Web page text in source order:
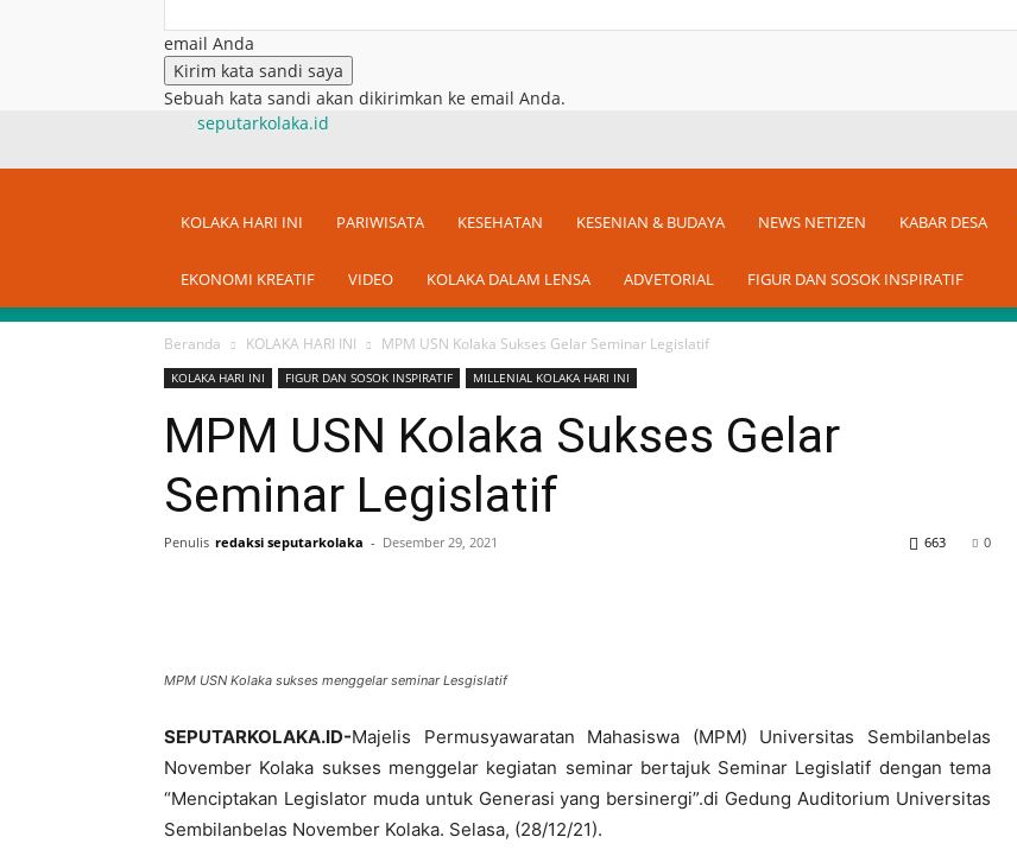
email Anda
Sebuah kata sandi akan dikirimkan ke email Anda.
seputarkolaka.id
KOLAKA HARI INI PARIWISATA KESEHATAN KESENIAN & BUDAYA NEWS NETIZEN KABAR DESA
EKONOMI KREATIF VIDEO KOLAKA DALAM LENSA ADVETORIAL FIGUR DAN SOSOK INSPIRATIF
Beranda KOLAKA HARI INI MPM USN Kolaka Sukses Gelar Seminar Legislatif
KOLAKA HARI INI FIGUR DAN SOSOK INSPIRATIF MILLENIAL KOLAKA HARI INI
MPM USN Kolaka Sukses Gelar
Seminar Legislatif
Penulis redaksi seputarkolaka - Desember 29, 2021 0
663
MPM USN Kolaka sukses menggelar seminar Lesgislatif
SEPUTARKOLAKA.ID-Majelis Permusyawaratan Mahasiswa (MPM) Universitas Sembilanbelas
November Kolaka sukses menggelar kegiatan seminar bertajuk Seminar Legislatif dengan tema
“Menciptakan Legislator muda untuk Generasi yang bersinergi”.di Gedung Auditorium Universitas
Sembilanbelas November Kolaka. Selasa, (28/12/21).